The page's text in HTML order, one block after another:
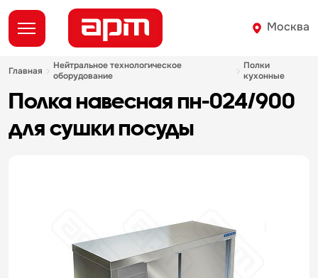
Москва
главная
нейтральное технологическое
оборудование
полки
кухонные
полка навесная пн-024/900
для сушки посуды